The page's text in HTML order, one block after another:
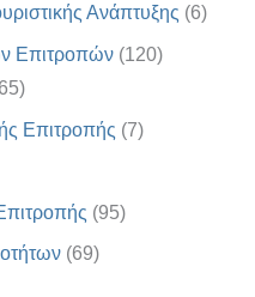
Ανάπτυξης (6)
Επιτροπών (120)
Επιτροπής (7)
(95)
(69)